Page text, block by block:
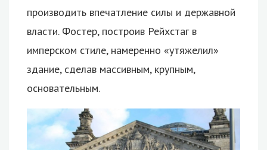
производить впечатление силы и державной
власти. Фостер, построив Рейхстаг в
имперском стиле, намеренно «утяжелил»
здание, сделав массивным, крупным,
основательным.